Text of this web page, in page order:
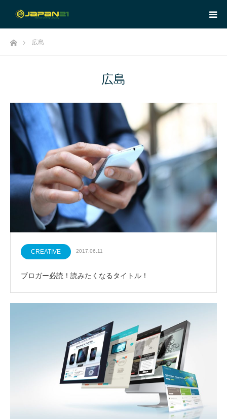
ホーム広島
広島
CREATIVE 2017.06.11
ブロガー必読！読みたくなるタイトル！